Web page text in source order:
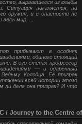
вырвавшееся из глыбы
Ситуация накаляется, на
оружия, и в опасности не
весь мир. ...
прибывают в особняк
одиноко стоящий
В его стенах профессор
— и одарённый
Колодца. Её призрак
всей истории этого
ли деле она призрак? И что
/ Journey to the Centre